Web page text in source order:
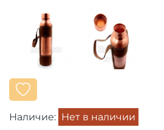
Наличие: Нет в наличии